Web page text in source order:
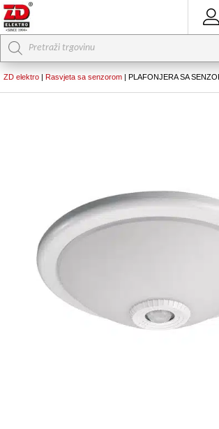
Products
search
ZD elektro | Rasvjeta sa senzorom | PLAFONJERA SA